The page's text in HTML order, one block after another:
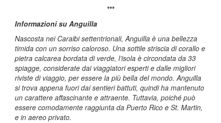
***
Informazioni su Anguilla
Nascosta nei Caraibi settentrionali, Anguilla è una bellezza
timida con un sorriso caloroso. Una sottile striscia di corallo e
pietra calcarea bordata di verde, l’isola è circondata da 33
spiagge, considerate dai viaggiatori esperti e dalle migliori
riviste di viaggio, per essere la più bella del mondo. Anguilla
si trova appena fuori dai sentieri battuti, quindi ha mantenuto
un carattere affascinante e attraente. Tuttavia, poiché può
essere comodamente raggiunta da Puerto Rico e St. Martin,
e in aereo privato.